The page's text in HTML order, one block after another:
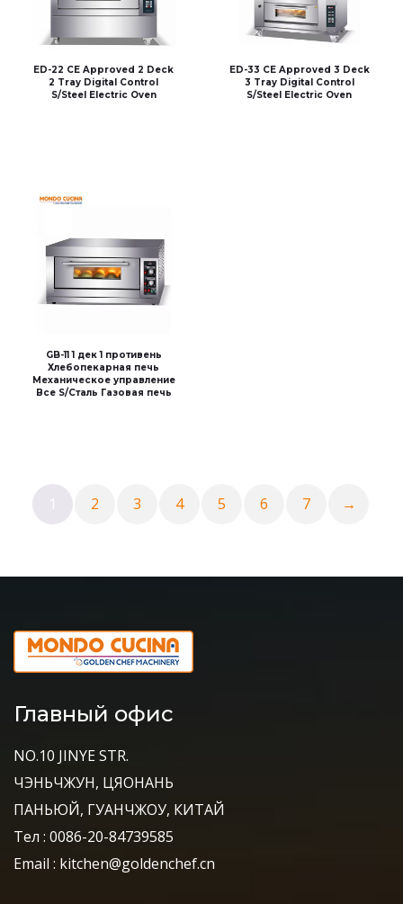
ED-22 CE Approved 2 Deck
2 Tray Digital Control
S/Steel Electric Oven
ED-33 CE Approved 3 Deck
3 Tray Digital Control
S/Steel Electric Oven
GB-11 1 дек 1 противень
Хлебопекарная печь
Механическое управление
Все S/Сталь Газовая печь
1 2 3 4 5 6 7 →
Главный офис
NO.10 JINYE STR.
ЧЭНЬЧЖУН, ЦЯОНАНЬ
ПАНЬЮЙ, ГУАНЧЖОУ, КИТАЙ
Тел : 0086-20-84739585
Email : kitchen@goldenchef.cn